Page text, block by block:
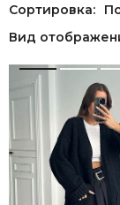
Сортировка:
Вид